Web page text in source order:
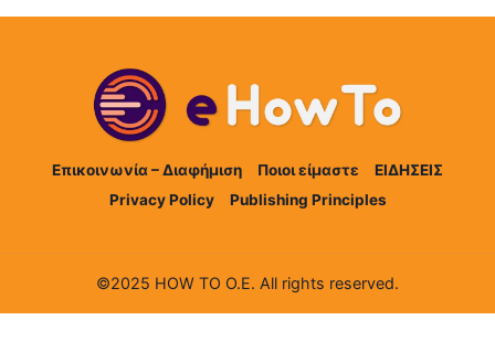
Επικοινωνία – Διαφήμιση Ποιοι είμαστε
ΕΙΔΗΣΕΙΣ
Privacy Policy
Publishing Principles
©2025 HOW TO Ο.Ε. All rights reserved.